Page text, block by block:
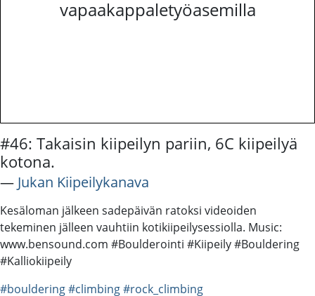
vapaakappaletyöasemilla
#46: Takaisin kiipeilyn pariin, 6C kiipeilyä
kotona.
― Jukan Kiipeilykanava
Kesäloman jälkeen sadepäivän ratoksi videoiden
tekeminen jälleen vauhtiin kotikiipeilysessiolla. Music:
www.bensound.com #Boulderointi #Kiipeily #Bouldering
#Kalliokiipeily
#bouldering#climbing#rock_climbing